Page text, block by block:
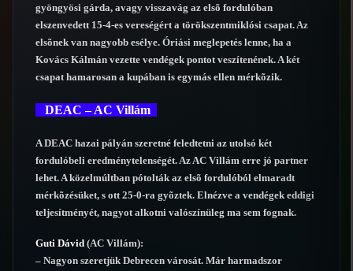
gyöngyösi gárda, avagy visszavág az elsõ fordulóban
elszenvedett 15-4-es vereségért a törökszentmiklósi csapat. Az
elsõnek van nagyobb esélye. Óriási meglepetés lenne, ha a
Kovács Kálmán vezette vendégek pontot veszítenének. A két
csapat hamarosan a kupában is egymás ellen mérkõzik.
DEAC – AC Villám
A DEAC hazai pályán szeretné feledtetni az utolsó két
fordulóbeli eredménytelenségét. Az AC Villám erre jó partner
lehet. A közelmúltban pótolták az elsõ fordulóból elmaradt
mérkõzésüket, s ott 25-0-ra gyõztek. Elnézve a vendégek eddigi
teljesítményét, nagyot alkotni valószínüleg ma sem fognak.
Guti Dávid (AC Villám):
– Nagyon szeretjük Debrecen városát. Már harmadszor